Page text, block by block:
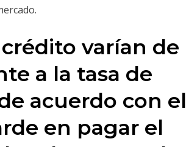
varían de
a la tasa de
acuerdo con el
en pagar el